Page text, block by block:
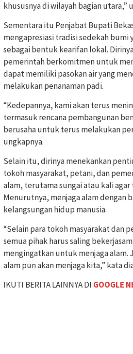
khususnya di wilayah bagian utara,”
Sementara itu Penjabat Bupati
mengapresiasi tradisi sedekah bumi
sebagai bentuk kearifan lokal.
pemerintah berkomitmen untuk
dapat memiliki pasokan air yang
melakukan penanaman padi.
“Kedepannya, kami akan terus
termasuk rencana pembangunan
berusaha untuk terus melakukan
ungkapnya.
Selain itu, dirinya menekankan
tokoh masyarakat, petani, dan
alam, terutama sungai atau kali
Menurutnya, menjaga alam dengan
kelangsungan hidup manusia.
“Selain para tokoh masyarakat dan
semua pihak harus saling
mengingatkan untuk menjaga alam.
alam pun akan menjaga kita,” kata
IKUTI BERITA LAINNYA DI GOOGLE